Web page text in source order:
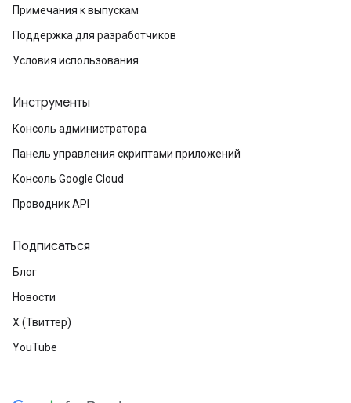
Примечания к выпускам
Поддержка для разработчиков
Условия использования
Инструменты
Консоль администратора
Панель управления скриптами приложений
Консоль Google Cloud
Проводник API
Подписаться
Блог
Новости
X (Твиттер)
YouTube